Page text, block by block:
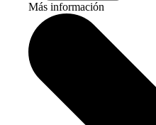
Más información